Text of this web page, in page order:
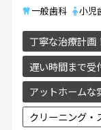
一般歯科
小児
丁寧な治療計画
遅い時間まで受
アットホームな
クリーニング・